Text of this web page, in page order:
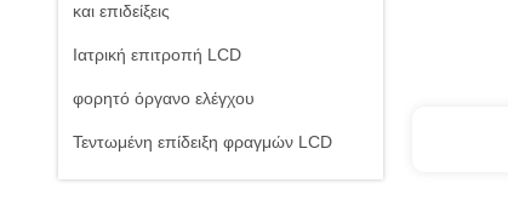
και επιδείξεις
Ιατρική επιτροπή LCD
φορητό όργανο ελέγχου
Τεντωμένη επίδειξη φραγμών LCD
Πίνακας οθόνης με πολλαπλές